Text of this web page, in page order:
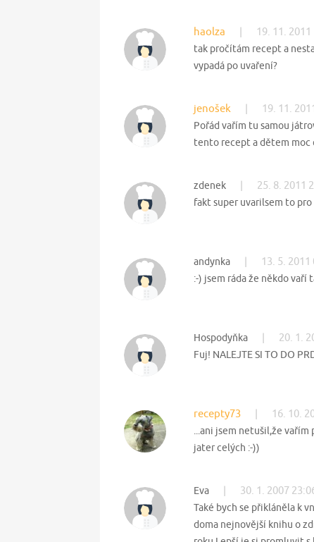
haolza 19. 11. 2011
tak pročítám recept a
vypadá po uvaření?
jenošek 19. 11.
Pořád vařím tu samou
tento recept a dětem moc
zdenek 25. 8. 2011
fakt super uvarilsem to
andynka 13. 5. 2011
:-) jsem ráda že někdo vaří
Hospodyňka 20. 1.
Fuj! NALEJTE SI TO DO
recepty73 16. 10.
...ani jsem netušil,že
jater celých :-))
Eva 30. 1. 2007
Také bych se přikláněla k
doma nejnovější knihu o